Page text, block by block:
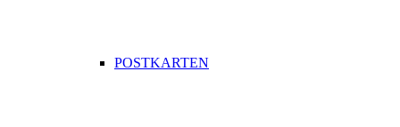
POSTKARTEN